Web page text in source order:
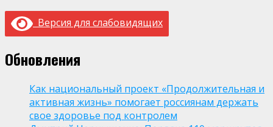
Версия для слабовидящих
Обновления
Как национальный проект «Продолжительная и
активная жизнь» помогает россиянам держать
свое здоровье под контролем